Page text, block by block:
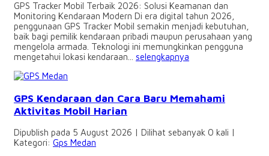
GPS Tracker Mobil Terbaik 2026: Solusi Keamanan dan
Monitoring Kendaraan Modern Di era digital tahun 2026,
penggunaan GPS Tracker Mobil semakin menjadi kebutuhan,
baik bagi pemilik kendaraan pribadi maupun perusahaan yang
mengelola armada. Teknologi ini memungkinkan pengguna
mengetahui lokasi kendaraan... selengkapnya
GPS Kendaraan dan Cara Baru Memahami
Aktivitas Mobil Harian
Dipublish pada 5 August 2026 | Dilihat sebanyak 0 kali |
Kategori: Gps Medan